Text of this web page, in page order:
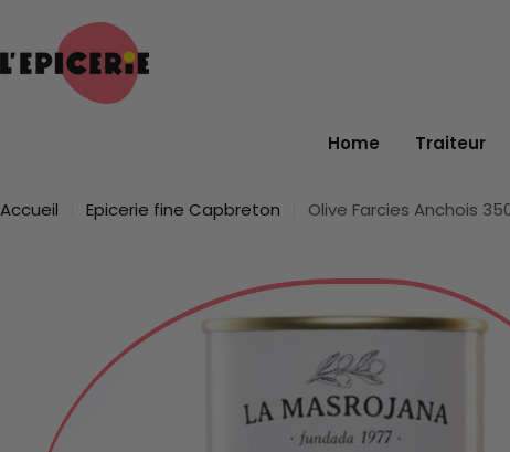
contenu
Home Traiteur
Accueil Epicerie fine Capbreton Olive Farcies Anchois
informations
produit